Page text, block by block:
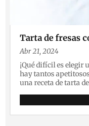
Tarta de fresas
Abr 21, 2024
¡Qué difícil es elegir
hay tantos
una receta de tarta